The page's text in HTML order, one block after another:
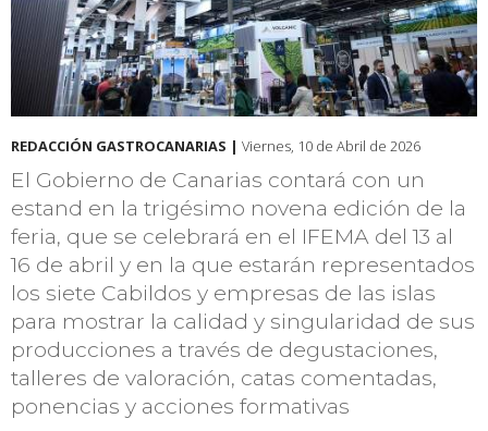
REDACCIÓN GASTROCANARIAS | Viernes, 10 de Abril de 2026
El Gobierno de Canarias contará con un
estand en la trigésimo novena edición de la
feria, que se celebrará en el IFEMA del 13 al
16 de abril y en la que estarán representados
los siete Cabildos y empresas de las islas
para mostrar la calidad y singularidad de sus
producciones a través de degustaciones,
talleres de valoración, catas comentadas,
ponencias y acciones formativas